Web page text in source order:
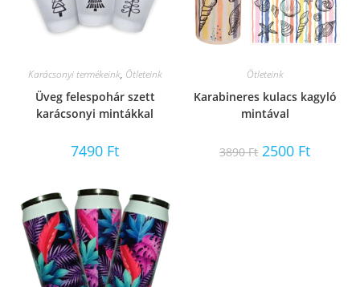
Karácsonyi termékeink, Ötleteink
Üveg felespohár szett
karácsonyi mintákkal
7490 Ft
Ötleteink
Karabineres kulacs kagyló
mintával
3890Ft Original
price
2500 FtCurrent
price